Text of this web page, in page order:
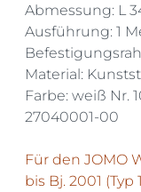
Abmessung: L
Ausführung: 1
Material:
Farbe: weiß Nr.
27040001-00
Für den JOMO
bis Bj. 2001 (Typ